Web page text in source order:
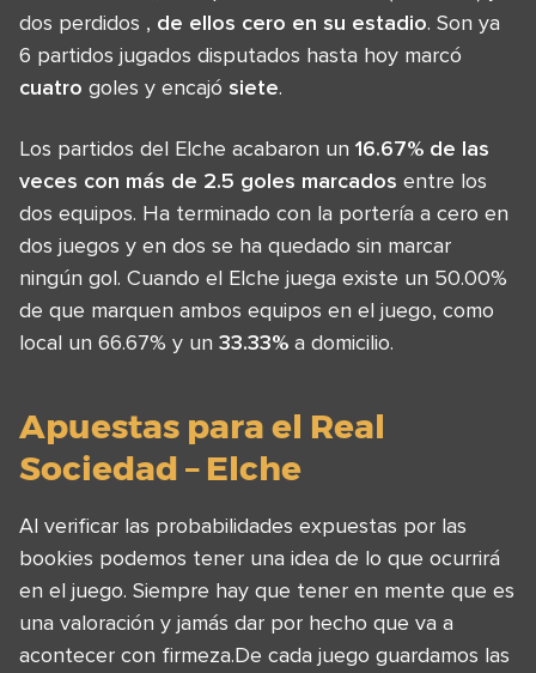
dos perdidos , de ellos cero en su estadio. Son ya
6 partidos jugados disputados hasta hoy marcó
cuatro goles y encajó siete.
Los partidos del Elche acabaron un 16.67% de las
veces con más de 2.5 goles marcados entre los
dos equipos. Ha terminado con la portería a cero en
dos juegos y en dos se ha quedado sin marcar
ningún gol. Cuando el Elche juega existe un 50.00%
de que marquen ambos equipos en el juego, como
local un 66.67% y un 33.33% a domicilio.
Apuestas para el Real
Sociedad – Elche
Al verificar las probabilidades expuestas por las
bookies podemos tener una idea de lo que ocurrirá
en el juego. Siempre hay que tener en mente que es
una valoración y jamás dar por hecho que va a
acontecer con firmeza.De cada juego guardamos las